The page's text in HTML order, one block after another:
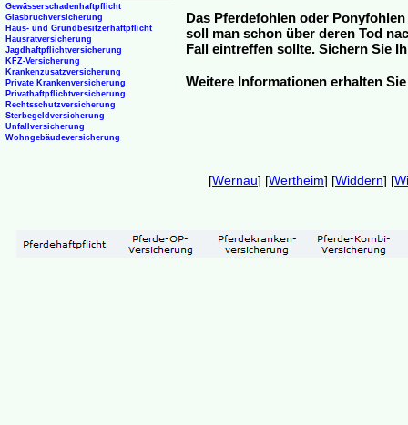
Das Pferdefohlen oder
soll man schon über deren Tod
Fall eintreffen sollte. Sichern Sie
Weitere Informationen erhalten
Gewässerschadenhaftpflicht
Glasbruchversicherung
Haus- und Grundbesitzerhaftpflicht
Hausratversicherung
Jagdhaftpflichtversicherung
KFZ-Versicherung
Krankenzusatzversicherung
Private Krankenversicherung
Privathaftpflichtversicherung
Rechtsschutzversicherung
Sterbegeldversicherung
Unfallversicherung
Wohngebäudeversicherung
[Wernau] [Wertheim] [Widdern] [